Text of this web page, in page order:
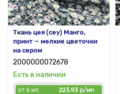
Ткань цея (cey) Манго,
принт — мелкие цветочки
на сером
2000000072678
Есть в наличии
от 6 мп
223.93 р/мп